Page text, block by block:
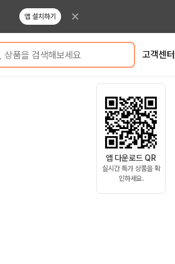
앱 설치하기
상품을 검색해보세요 고객센터
앱 다운로드 QR
실시간 특가 상품을 확
인하세요.